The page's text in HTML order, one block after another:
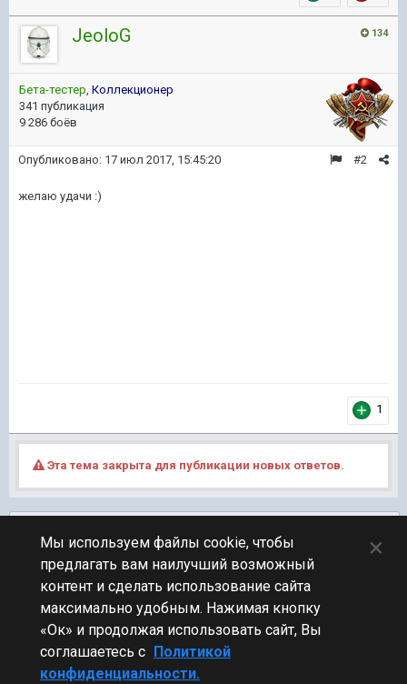
134
JeoloG
Бета-тестер Коллекционер
341 публикация
9 286 боёв
#2
Опубликовано: 17 июл 2017, 15:45:20
желаю удачи :)
1
Эта тема закрыта для публикации новых ответов.
ПЕРЕЙТИ К СПИСКУ ТЕМ
Блогеры
Стиль
Мы используем файлы cookie, чтобы
предлагать вам наилучший возможный
контент и сделать использование сайта
максимально удобным. Нажимая кнопку
«Ок» и продолжая использовать сайт, Вы
соглашаетесь с Политикой
конфиденциальности.
×